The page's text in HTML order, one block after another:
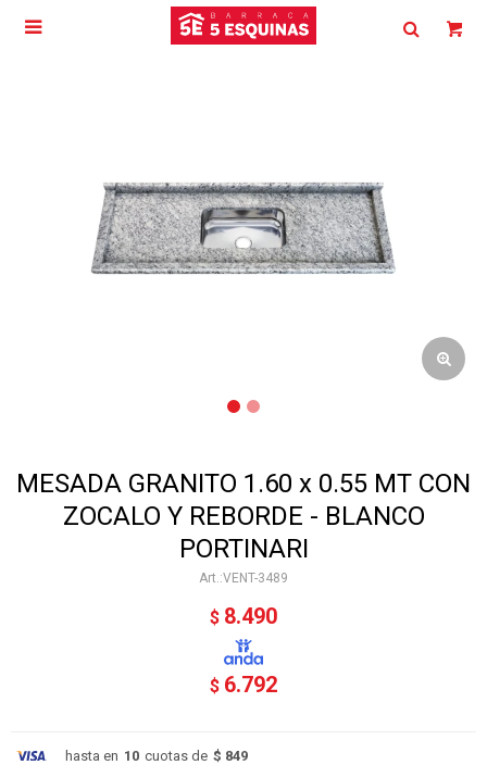

MESADA GRANITO 1.60 x 0.55 MT CON
ZOCALO Y REBORDE - BLANCO
PORTINARI
VENT-3489
$ 8.490
$ 6.792
hasta en 10 cuotas de $ 849